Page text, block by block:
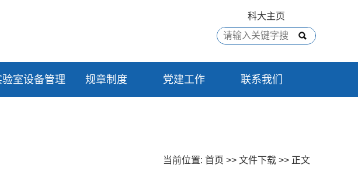
科大主页
验室设备管理 规章制度 党建工作 联系我们
当前位置: 首页 >> 文件下载 >> 正文